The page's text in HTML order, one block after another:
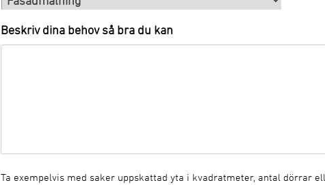
Beskriv dina behov så bra du kan
Ta exempelvis med saker uppskattad yta i kvadratmeter, antal dörrar